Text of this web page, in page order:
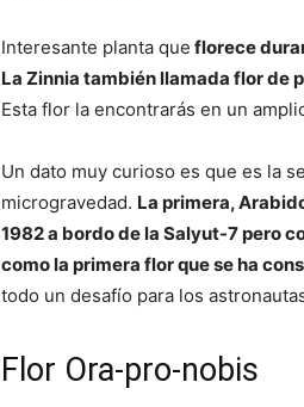
Interesante planta que florece
La Zinnia también llamada flor de
Esta flor la encontrarás en un
Un dato muy curioso es que es la
microgravedad. La primera,
1982 a bordo de la Salyut-7 pero
como la primera flor que se ha
todo un desafío para los
Flor Ora-pro-nobis